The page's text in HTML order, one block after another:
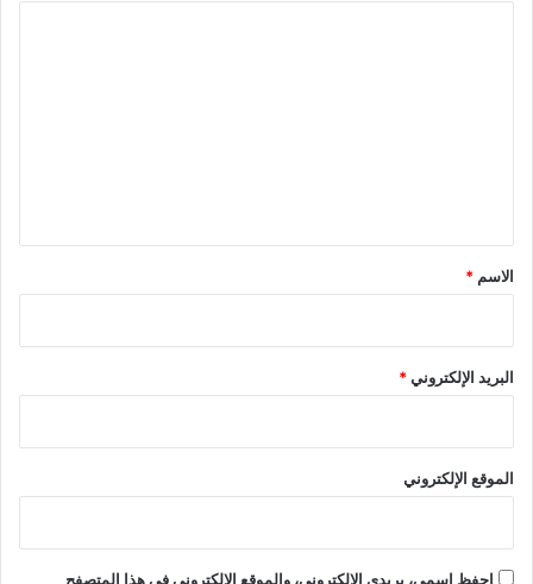
*
الاسم *
البريد الإلكتروني*
الموقع الإلكتروني
احفظ اسمي، بريدي الإلكتروني، والموقع الإلكتروني في هذا المتصفح